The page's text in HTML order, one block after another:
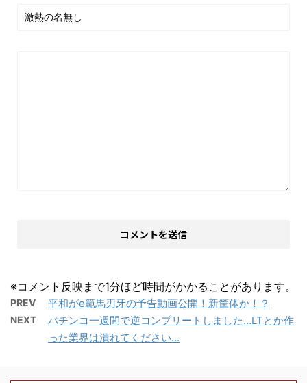
※コメント反映まで1分ほど時間がかかることがあります。
PREV 平和がe範馬刃牙の予告動画公開！新筐体か！？
NEXT
パチンコ一週間で逆コンプリートしました…LTとか作
った業界は潰れてください…